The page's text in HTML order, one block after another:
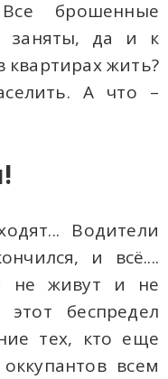
брошенные
заняты, да и к
квартирах жить?
А что –
Водители
и всё....
не живут и не
беспредел
тех, кто еще
всем